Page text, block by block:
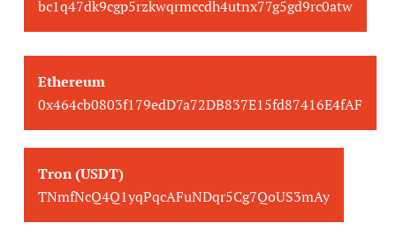
bc1q47dk9cgp5rzkwqrmccdh4utnx77g5gd9rc0atw
Ethereum
0x464cb0803f179edD7a72DB837E15fd87416E4fAF
Tron (USDT)
TNmfNcQ4Q1yqPqcAFuNDqr5Cg7QoUS3mAy